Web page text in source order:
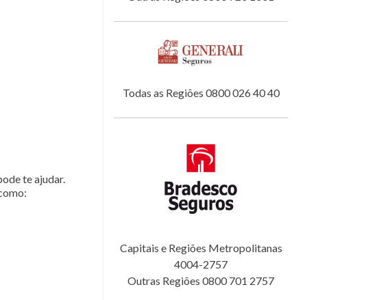
te ajudar.
Todas as Regiões 0800 026 40 40
Capitais e Regiões Metropolitanas
4004-2757
Outras Regiões 0800 701 2757